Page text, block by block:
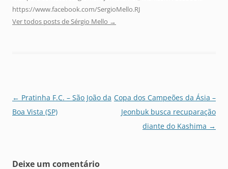
https://www.facebook.com/SergioMello.RJ
Ver todos posts de Sérgio Mello →
Navegação
de
← Pratinha F.C. – São João da
Boa Vista (SP)
Copa dos Campeões da Ásia –
Jeonbuk busca recuparação
diante do Kashima →
Deixe um comentário